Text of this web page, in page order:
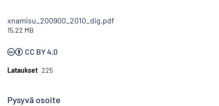
xnamisu_200900_2010_dig.pdf
15.22 MB
CC BY 4.0
Lataukset 225
Pysyvä osoite